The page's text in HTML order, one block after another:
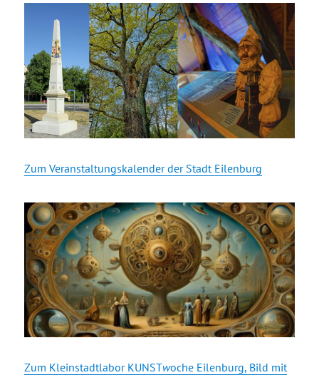
Zum Veranstaltungskalender der Stadt Eilenburg
Zum Kleinstadtlabor KUNSTwoche Eilenburg, Bild mit